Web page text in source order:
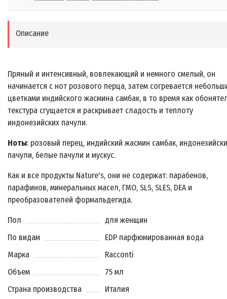
Описание
Пряный и интенсивный, вовлекающий и немного смелый, он
начинается с нот розового перца, затем согревается
цветками индийского жасмина самбак, в то время как
текстура сгущается и раскрывает сладость и теплоту
индонезийских пачули.
Ноты: розовый перец, индийский жасмин самбак,
пачули, белые пачули и мускус.
Как и все продукты Nature's, они не содержат: парабенов,
парафинов, минеральных масел, ГМО, SLS, SLES, DEA и
преобразователей формальдегида.
Пол
для женщин
По видам
EDP парфюмированная вода
Марка
Racconti
Объем
75 мл
Страна производства
Италия